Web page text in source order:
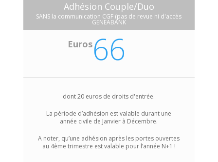
Adhésion Couple/Duo
SANS la communication CGF (pas de revue ni d'accès
GENEABANK
Euros66
dont 20 euros de droits d'entrée.
La période d’adhésion est valable durant une
année civile de Janvier à Décembre.
A noter, qu’une adhésion après les portes ouvertes
au 4ème trimestre est valable pour l’année N+1 !